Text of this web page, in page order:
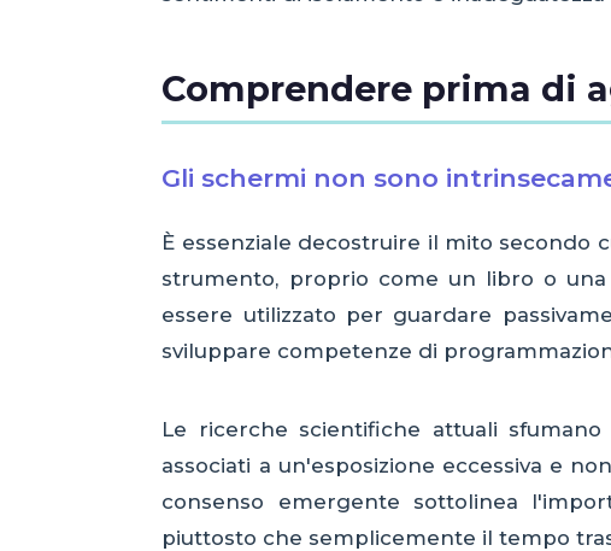
Comprendere prima di
Gli schermi non sono
È essenziale decostruire il mito
strumento, proprio come un libro o
essere utilizzato per guardare
sviluppare competenze di
Le ricerche scientifiche attuali
associati a un'esposizione eccessiva e
consenso emergente sottolinea
piuttosto che semplicemente il tempo